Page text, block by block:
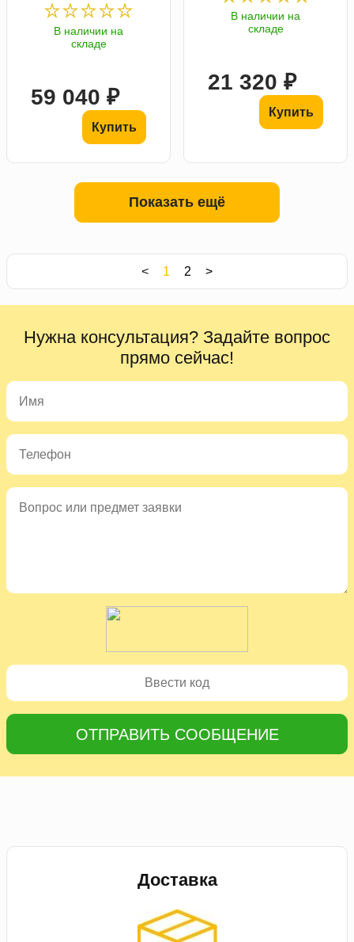
В наличии на
складе
59 040 ₽
Купить
В наличии на
складе
21 320 ₽
Купить
Показать ещё
< 1 2 >
Нужна консультация? Задайте вопрос
прямо сейчас!
ОТПРАВИТЬ СООБЩЕНИЕ
Доставка